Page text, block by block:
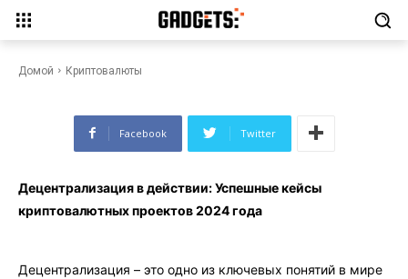
Домой Криптовалюты
криптовалютных проектов
Facebook Twitter
Децентрализация в действии: Успешные кейсы
криптовалютных проектов 2024 года
Децентрализация – это одно из ключевых понятий в мире